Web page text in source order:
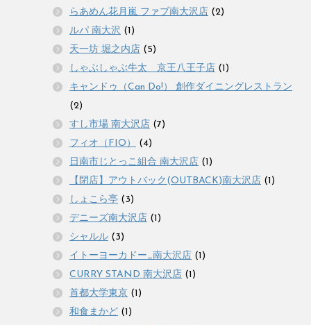
らあめん花月嵐 ファブ南大沢店 (2)
ルパ 南大沢 (1)
天一坊 堀之内店 (5)
しゃぶしゃぶ牛太 京王八王子店 (1)
キャンドゥ（Can Do!） 創作ダイニングレストラン
(2)
すし市場 南大沢店 (7)
フィオ（FIO）
(4)
日南市じとっこ組合 南大沢店 (1)
【閉店】アウトバック(OUTBACK)南大沢店 (1)
しょこら亭 (3)
デニーズ南大沢店 (1)
シャルル (3)
イトーヨーカドー_南大沢店 (1)
CURRY STAND 南大沢店 (1)
首都大学東京 (1)
和食まかど (1)